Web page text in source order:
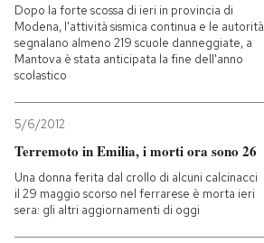
Dopo la forte scossa di ieri in provincia di
Modena, l'attività sismica continua e le autorità
segnalano almeno 219 scuole danneggiate, a
Mantova è stata anticipata la fine dell'anno
scolastico
5/6/2012
Terremoto in Emilia, i morti ora sono 26
Una donna ferita dal crollo di alcuni calcinacci
il 29 maggio scorso nel ferrarese è morta ieri
sera: gli altri aggiornamenti di oggi